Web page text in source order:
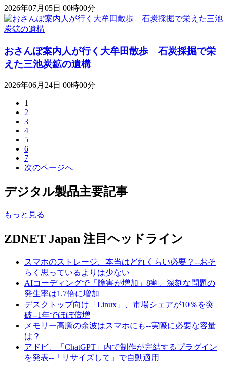
2026年07月05日 00時00分
おさんぽ案内人が行く大牟田散歩 石炭採掘で栄
えた三池炭鉱の遺構
2026年06月24日 00時00分
1
2
3
4
5
6
7
次のページへ
デジタル製品主要記事
もっと見る
ZDNET Japan 注目ヘッドライン
スマホのストレージ、本当はどれくらい必要？--おそ
らく思っているよりは少ない
AIコーディングで「障害が増加」8割、深刻な問題の
発生率は1.7倍に増加
デスクトップ向け「Linux」、市場シェアが10％を突
破--1年でほぼ倍増
メモリー高騰の余波はスマホにも--実際に必要な容量
は？
アドビ、「ChatGPT」内で制作が完結するプラグイン
を発表--「リサイズして」で自動適用